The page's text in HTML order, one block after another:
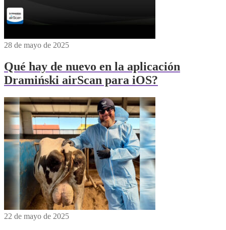
28 de mayo de 2025
Qué hay de nuevo en la aplicación
Dramiński airScan para iOS?
22 de mayo de 2025